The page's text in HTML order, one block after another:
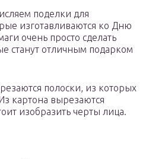
поделки для
изготавливаются ко Дню
очень просто сделать
станут отличным подарком
полоски, из которых
картона вырезаются
изобразить черты лица.